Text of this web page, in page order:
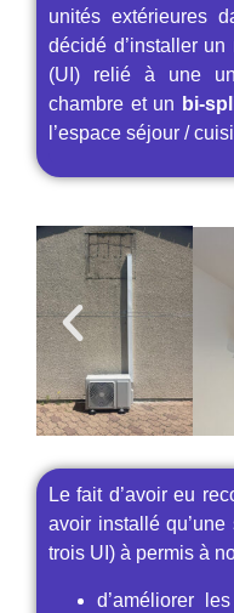
unités extérieures
décidé d’installer un
(UI) relié à une
chambre et un bi-
l’espace séjour /
Le fait d’avoir eu
avoir installé qu’une
trois UI) à permis à
d’améliorer les